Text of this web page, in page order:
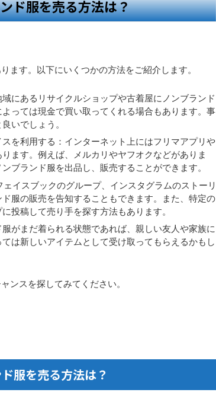
ド服を売る方法は？
ます。以下にいくつかの方法をご紹介します。
にあるリサイクルショップや古着屋にノンブランド
っては現金で買い取ってくれる場合もあります。事
いでしょう。
を利用する：インターネット上にはフリマアプリや
ます。例えば、メルカリやヤフオクなどがありま
ブランド服を出品し、販売することができます。
イスブックのグループ、インスタグラムのストーリ
服の販売を告知することもできます。また、特定の
投稿して売り手を探す方法もあります。
がまだ着られる状態であれば、親しい友人や家族に
は新しいアイテムとして受け取ってもらえるかもし
ンスを探してみてください。
服を売る方法は？